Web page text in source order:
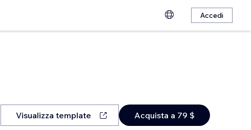
Accedi
Visualizza template Acquista a 79 $